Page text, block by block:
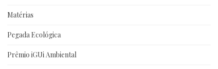
Matérias
Pegada Ecológica
Prêmio iGUi Ambiental